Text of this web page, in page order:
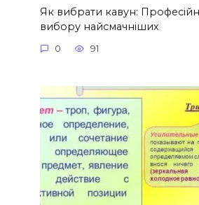
Як вибрати кавун:
вибору найсмачніших
0 91